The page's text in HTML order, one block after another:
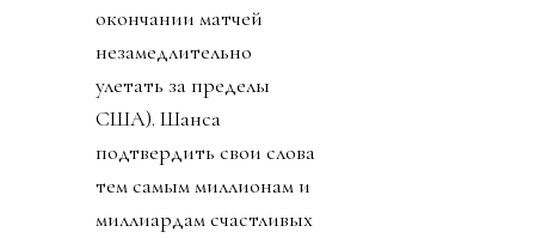
окончании матчей
незамедлительно
улетать за пределы
США). Шанса
подтвердить свои слова
тем самым миллионам и
миллиардам счастливых